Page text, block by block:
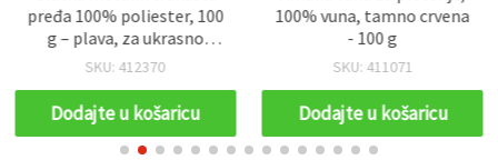
pređa 100% poliester, 100
g – plava, za ukrasno
pletenje, kukičanje i
SKU: 412370
Dodajte u košaricu
100% vuna, tamno crvena
- 100 g
SKU: 411071
Dodajte u košaricu